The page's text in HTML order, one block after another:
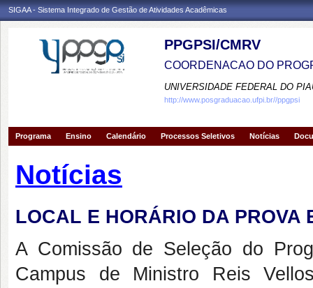
SIGAA - Sistema Integrado de Gestão de Atividades Acadêmicas
PPGPSI/CMRV
COORDENACAO DO
UNIVERSIDADE FEDERAL DO
http://www.posgraduacao.ufpi.br//ppgpsi
Programa Ensino Calendário Processos Seletivos Notícias
Notícias
LOCAL E HORÁRIO DA PROVA
A Comissão de Seleção do
Campus de Ministro Reis